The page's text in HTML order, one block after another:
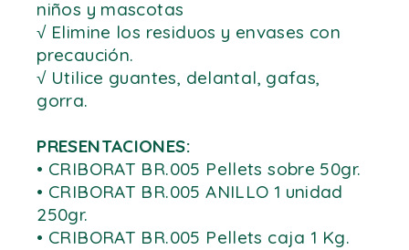
niños y mascotas
√ Elimine los residuos y envases con
precaución.
√ Utilice guantes, delantal, gafas,
gorra.
PRESENTACIONES:
• CRIBORAT BR.005 Pellets sobre 50gr.
• CRIBORAT BR.005 ANILLO 1 unidad
250gr.
• CRIBORAT BR.005 Pellets caja 1 Kg.